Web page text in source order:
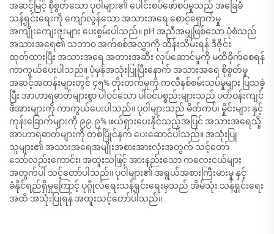
အဆင့်မြင့် စိုစွတ်သော ပုဝါများ၏ ပေါင်းစပ်ဖော်စပ်မှုသည် အခြေခံ
သန့်ရှင်းရေးကို ကျော်လွန်သော အသားအရေ စောင့်ရှောက်မှု
အကျိုးကျေးဇူးများ ပေးစွမ်းပါသည်။ pH အညီအမျှဖြစ်သော ပုံစံသည်
အသားအရေ၏ သဘာဝ အက်စစ်အလွှာကို ထိန်းသိမ်းရန် ဒီဇိုင်း
ထုတ်ထားပြီး အသားအရေ အတားအဆီး လုပ်ဆောင်မှုကို မထိခိုက်စေရန်
ကာကွယ်ပေးပါသည်။ ပုံမှန်အသုံးပြုပြီးနောက် အသားအရေ စိုစွတ်မှု
အဆင့်အတန်းများတွင် ၄၅% တိုးတက်မှုကို ကလီနစ်စမ်းသပ်မှုများ ပြသခဲ့
ပြီး အာဟာရဓာတ်များစွာ ပါဝင်သော ပါဝင်ပစ္စည်းများသည် ပတ်ဝန်းကျင်
ဖိအားများကို ကာကွယ်ပေးပါသည်။ ပုဝါများသည် မိတ်ကပ်၊ မှိုင်းများ နှင့်
ကုန်းခြောက်များကို ၉၉.၉% ဖယ်ရှားပေးနိုင်သည့်အပြင် အသားအရေသို့
အာဟာရဓာတ်များကို တစ်ပြိုင်နက် ပေးဆောင်ပါသည်။ အသုံးပြု
သူများ၏ အသားအရေအမျိုးအစားအားလုံးအတွက် သင့်တော်
သော်လည်းကောင်း၊ အထူးသဖြင့် အားနည်းသော ကလေးငယ်များ
အတွက်ပါ သင့်တော်ပါသည်။ ပုဝါများ၏ အရွယ်အစားကြီးမားမှု နှင့်
ခံနိုင်ရည်ရှိမှုကြောင့် ပုဂ္ဂိုလ်ရေးသန့်ရှင်းရေးမှသည် အိမ်သုံး သန့်ရှင်းရေး
အထိ အသုံးပြုရန် အထူးသင့်တော်ပါသည်။